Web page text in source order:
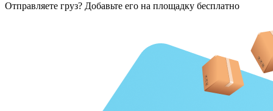
Отправляете груз? Добавьте его на площадку бесплатно